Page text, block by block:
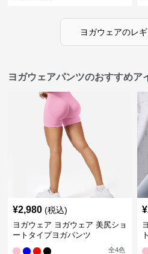
ヨガウェアのレ
ヨガウェアパンツのおすすめア
¥2,980 (税込)
ヨガウェア ヨガウェア 美尻ショ
ートタイプヨガパンツ
全4色
¥